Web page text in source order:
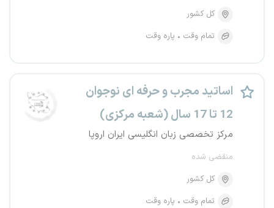
کل کشور
تمام وقت
پاره وقت
اساتید مجرب و حرفه ای نوجوان
12 تا 17 سال (شعبه مرکزی)
مرکز تخصصی زبان انگلیسی ایران اروپا
منقضی شده
کل کشور
تمام وقت
پاره وقت